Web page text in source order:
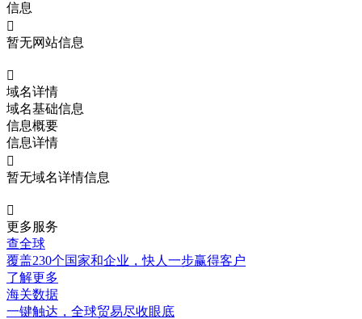
信息

暂无网站信息

域名详情
域名基础信息
信息概要
信息详情

暂无域名详情信息

更多服务
查全球
覆盖230个国家和企业，快人一步赢得客户
了解更多
海关数据
一键触达，全球贸易尽收眼底